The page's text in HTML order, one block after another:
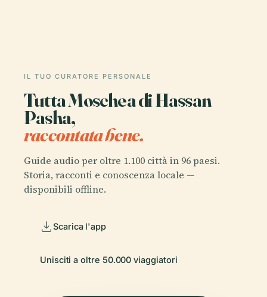
IL TUO CURATORE PERSONALE
Tutta Moschea di Hassan
Pasha,
raccontata bene.
Guide audio per oltre 1.100 città in 96 paesi.
Storia, racconti e conoscenza locale —
disponibili offline.
Scarica l'app
Unisciti a oltre 50.000 viaggiatori